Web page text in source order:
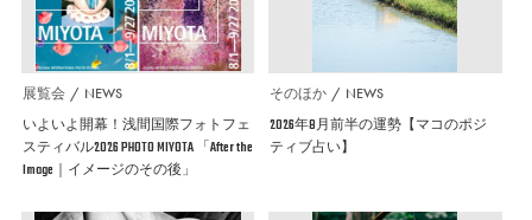
展覧会 NEWS
いよいよ開幕！浅間国際フォトフェ
スティバル2026 PHOTO MIYOTA 「After the
Image｜イメージのその後」
そのほか NEWS
2026年8月前半の運勢【マコのポジ
ティブ占い】